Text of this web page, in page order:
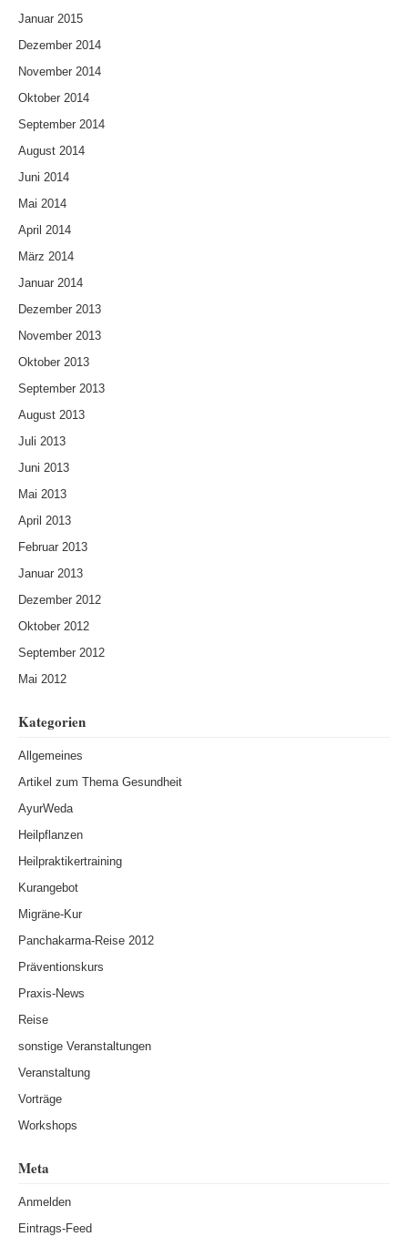
Januar 2015
Dezember 2014
November 2014
Oktober 2014
September 2014
August 2014
Juni 2014
Mai 2014
April 2014
März 2014
Januar 2014
Dezember 2013
November 2013
Oktober 2013
September 2013
August 2013
Juli 2013
Juni 2013
Mai 2013
April 2013
Februar 2013
Januar 2013
Dezember 2012
Oktober 2012
September 2012
Mai 2012
Kategorien
Allgemeines
Artikel zum Thema Gesundheit
AyurWeda
Heilpflanzen
Heilpraktikertraining
Kurangebot
Migräne-Kur
Panchakarma-Reise 2012
Präventionskurs
Praxis-News
Reise
sonstige Veranstaltungen
Veranstaltung
Vorträge
Workshops
Meta
Anmelden
Eintrags-Feed